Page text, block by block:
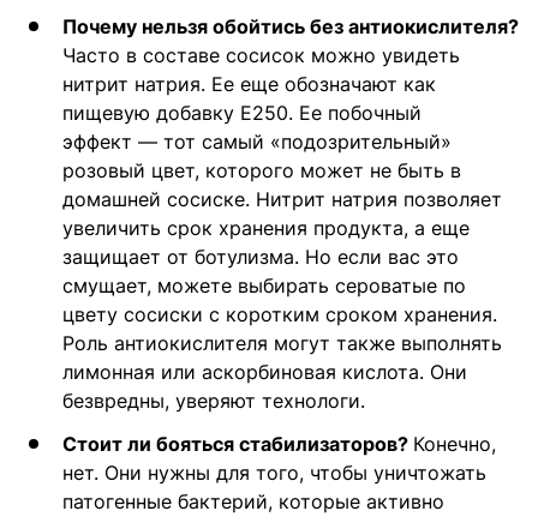
Почему нельзя обойтись без антиокислителя?
Часто в составе сосисок можно увидеть
нитрит натрия. Ее еще обозначают как
пищевую добавку Е250. Ее побочный
эффект — тот самый «подозрительный»
розовый цвет, которого может не быть в
домашней сосиске. Нитрит натрия позволяет
увеличить срок хранения продукта, а еще
защищает от ботулизма. Но если вас это
смущает, можете выбирать сероватые по
цвету сосиски с коротким сроком хранения.
Роль антиокислителя могут также выполнять
лимонная или аскорбиновая кислота. Они
безвредны, уверяют технологи.
Стоит ли бояться стабилизаторов? Конечно,
нет. Они нужны для того, чтобы уничтожать
патогенные бактерий, которые активно